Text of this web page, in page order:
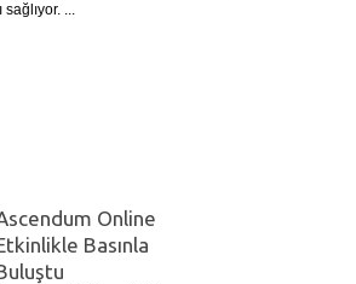
sağlıyor. ...
Online
Basınla